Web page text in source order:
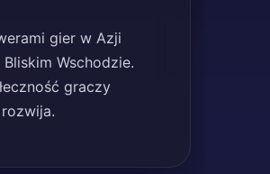
gier w Azji
Bliskim Wschodzie.
graczy